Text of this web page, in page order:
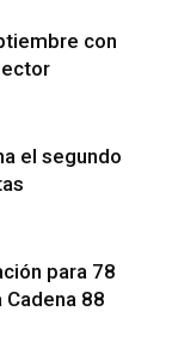
con
el segundo
para 78
88